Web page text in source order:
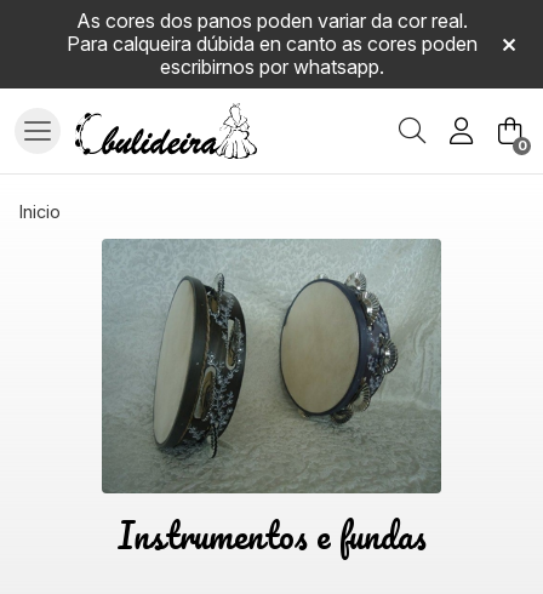
As cores dos panos poden variar da cor real.
Para calqueira dúbida en canto as cores poden
escribirnos por whatsapp.
Buscar 0
inicio
Instrumentos e fundas